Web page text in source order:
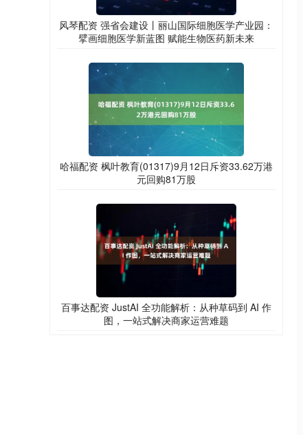
风琴配资 强省会建设丨丽山国际细胞医学产业园：
擘画细胞医学新蓝图 赋能生物医药新未来
哈福配资 枫叶教育(01317)9月12日斥资33.62万港
元回购81万股
百事达配资 JustAI 全功能解析：从种草码到 AI 作
图，一站式解决商家运营难题